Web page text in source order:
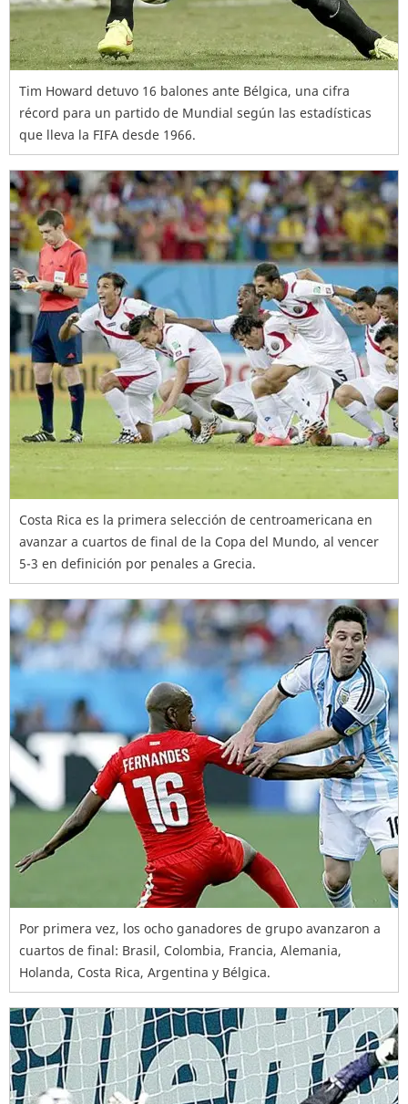
Tim Howard detuvo 16 balones ante Bélgica, una cifra
récord para un partido de Mundial según las estadísticas
que lleva la FIFA desde 1966.
Costa Rica es la primera selección de centroamericana en
avanzar a cuartos de final de la Copa del Mundo, al vencer
5-3 en definición por penales a Grecia.
Por primera vez, los ocho ganadores de grupo avanzaron a
cuartos de final: Brasil, Colombia, Francia, Alemania,
Holanda, Costa Rica, Argentina y Bélgica.